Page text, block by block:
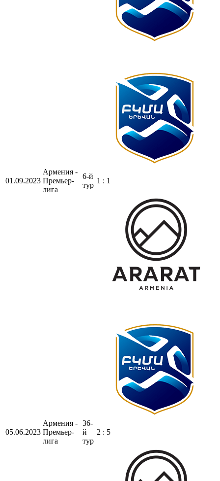
01.09.2023
Армения -
Премьер-
лига
6-й
тур
1 : 1
05.06.2023
Армения -
Премьер-
лига
36-
й
тур
2 : 5